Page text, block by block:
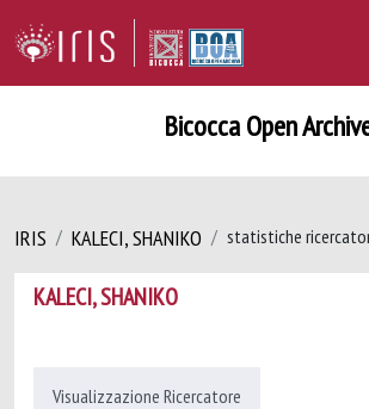
Bicocca Open
IRIS KALECI, SHANIKO statistiche
KALECI, SHANIKO
Visualizzazione Ricercatore